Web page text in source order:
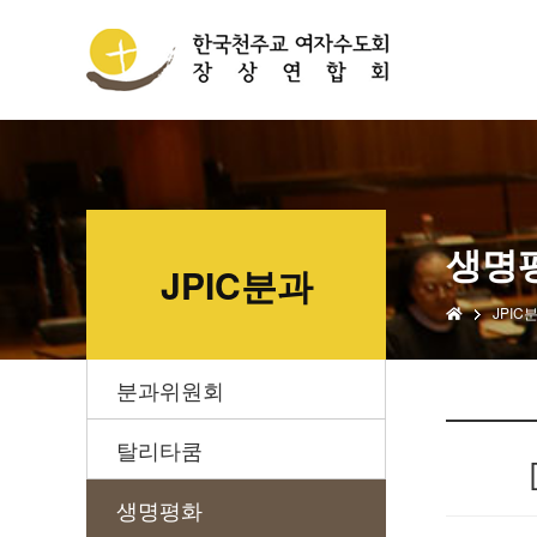
JPIC분과
분과위원회
탈리타쿰
생명평화
생명
JPIC